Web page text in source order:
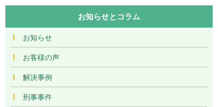
お知らせとコラム
お知らせ
お客様の声
解決事例
刑事事件